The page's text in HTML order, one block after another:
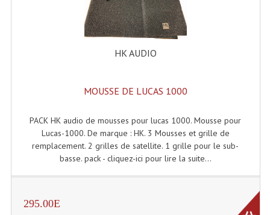
HK AUDIO
MOUSSE DE LUCAS 1000
PACK HK audio de mousses pour lucas 1000. Mousse pour
Lucas-1000. De marque : HK. 3 Mousses et grille de
remplacement. 2 grilles de satellite. 1 grille pour le sub-
basse. pack - cliquez-ici pour lire la suite...
295.00E